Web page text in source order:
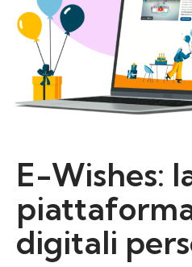
E-Wishes:
digitali